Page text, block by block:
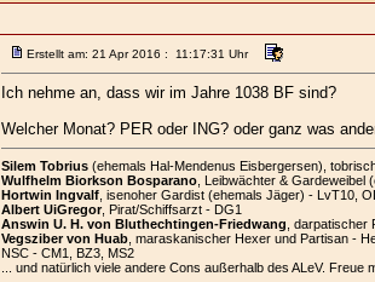
Erstellt am: 21 Apr 2016 : 11:17:31 Uhr
Ich nehme an, dass wir im Jahre 1038 BF sind?
Welcher Monat? PER oder ING? oder ganz was
Silem Tobrius(ehemals Hal-Mendenus Eisbergersen),
Wulfhelm Biorkson Bosparano, Leibwächter & Gardeweibel
Hortwin Ingvalf, isenoher Gardist (ehemals Jäger) - LvT10,
Albert UiGregor, Pirat/Schiffsarzt - DG1
Answin U. H. von Bluthechtingen-Friedwang , darpatischer
Vegsziber von Huab, maraskanischer Hexer und Partisan -
NSC - CM1, BZ3, MS2
... und natürlich viele andere Cons außerhalb des ALeV.